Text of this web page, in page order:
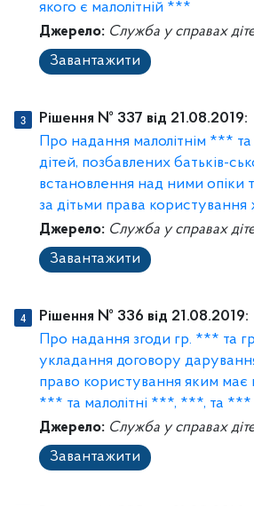
якого є малолітній ***
Джерело: Служба у справах
Завантажити
Рішення № 337 від 21.08.2019:
Про надання малолітнім ***
дітей, позбавлених батьків-
встановлення над ними опіки
за дітьми права користування
Джерело: Служба у справах
Завантажити
Рішення № 336 від 21.08.2019:
Про надання згоди гр. *** та
укладання договору
право користування яким має
*** та малолітні ***, ***, та ***
Джерело: Служба у справах
Завантажити